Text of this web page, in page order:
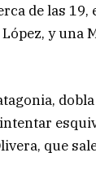
de las 19,
y una
que